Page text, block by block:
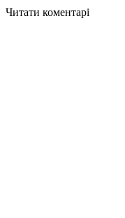
Читати коментарі